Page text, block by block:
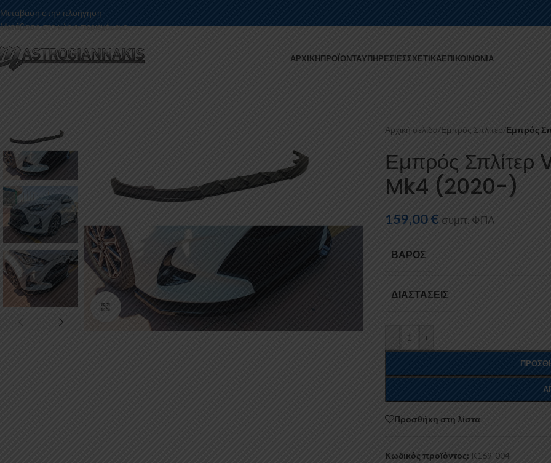
Μετάβαση στην πλοήγηση
Μετάβαση στο κύριο περιεχόμενο
ΑΡΧΙΚΉΠΡΟΪΌΝΤΑΥΠΗΡΕΣΊΕΣΣΧΕΤΙΚΆΕΠΙΚΟΙΝΩΝΊΑ
Κάντε κλικ για μεγέθυνση
Αρχική σελίδα/Εμπρός Σπλίτερ/Εμπρός
Εμπρός
Mk4 (2020-)
159,00€ συμπ. ΦΠΑ
ΒΆΡΟΣ
ΔΙΑΣΤΆΣΕΙΣ
- +
Προσθήκη στη λίστα
Κωδικός προϊόντος: K169-004